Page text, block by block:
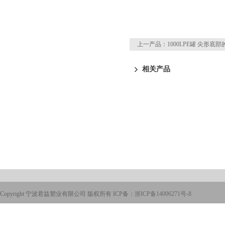
上一产品： 1000LPE罐 尖形底部
相关产品
Copyright 宁波君益塑业有限公司 版权所有 ICP备： 浙ICP备14006271号-8